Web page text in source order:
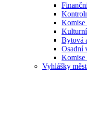
Komise
Bytová
Osadní
Komise
Vyhlášky